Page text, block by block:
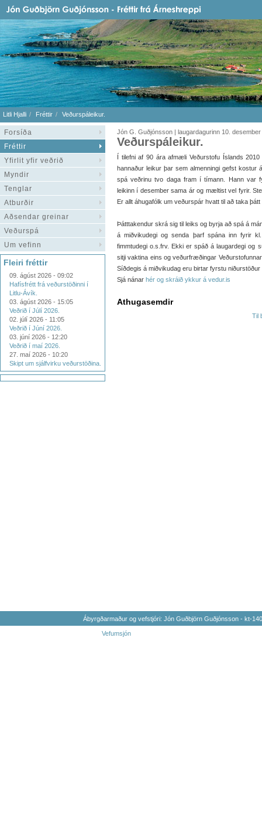
Litli Hjalli Fréttir Veðurspáleikur.
Forsíða
Fréttir
Yfirlit yfir veðrið
Myndir
Tenglar
Atburðir
Aðsendar greinar
Veðurspá
Um vefinn
Fleiri fréttir
09. ágúst 2026 - 09:02
Hafísfrétt frá veðurstöðinni í
Litlu-Ávík.
03. ágúst 2026 - 15:05
Veðrið í Júlí 2026.
02. júlí 2026 - 11:05
Veðrið í Júní 2026.
03. júní 2026 - 12:20
Veðrið í maí 2026.
27. maí 2026 - 10:20
Skipt um sjálfvirku veðurstöðina.
Jón G. Guðjónsson | laugardagurinn 10. desember
Veðurspáleikur.
Í tilefni af 90 ára afmæli Veðurstofu Íslands 2010
hannaður leikur þar sem almenningi gefst kostur
spá veðrinu tvo daga fram í tímann. Hann var
leikinn í desember sama ár og mæltist vel fyrir.
Er allt áhugafólk um veðurspár hvatt til að taka þátt
Þátttakendur skrá sig til leiks og byrja að spá á
á miðvikudegi og senda þarf spána inn fyrir
fimmtudegi o.s.frv. Ekki er spáð á laugardegi og
sitji vaktina eins og veðurfræðingar
Síðdegis á miðvikudag eru birtar fyrstu
Sjá nánar hér og skráið ykkur á vedur.is
Athugasemdir
Til
Ábyrgðarmaður og vefstjóri: Jón Guðbjörn Guðjónsson - kt-
Vefumsjón